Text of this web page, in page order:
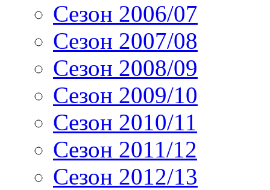
Сезон 2006/07
Сезон 2007/08
Сезон 2008/09
Сезон 2009/10
Сезон 2010/11
Сезон 2011/12
Сезон 2012/13